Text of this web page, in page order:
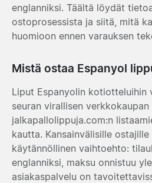
englanniksi. Täältä löydät
ostoprosessista ja siitä, mitä
huomioon ennen varauksen
Mistä ostaa Espanyol
Liput Espanyolin kotiotteluihin
seuran virallisen
jalkapallolippuja.com:n
kautta. Kansainvälisille
käytännöllinen vaihtoehto:
englanniksi, maksu onnistuu
asiakaspalvelu on